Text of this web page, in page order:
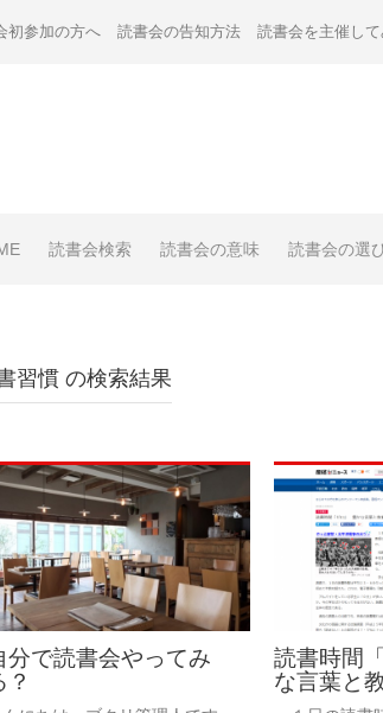
初参加の方へ 読書会の告知方法 読書会を主催し
読書会検索 読書会の意味 読書会の選
習慣 の検索結果
分で読書会やってみ
？
読書時間
な言葉と